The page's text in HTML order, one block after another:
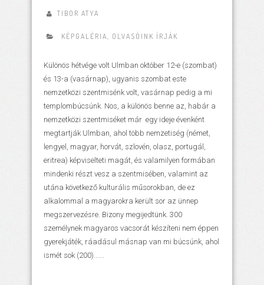
TIBOR ATYA
KÉPGALÉRIA OLVASÓINK ÍRJÁK
Különös hétvége volt Ulmban október 12-e (szombat)
és 13-a (vasárnap), ugyanis szombat este
nemzetközi szentmisénk volt, vasárnap pedig a mi
templombúcsúnk. Nos, a különös benne az, habár a
nemzetközi szentmiséket már egy ideje évenként
megtartják Ulmban, ahol több nemzetiség (német,
lengyel, magyar, horvát, szlovén, olasz, portugál,
eritrea) képviselteti magát, és valamilyen formában
mindenki részt vesz a szentmisében, valamint az
utána következő kulturális műsorokban, de ez
alkalommal a magyarokra került sor az ünnep
megszervezésre. Bizony megijedtünk. 300
személynek magyaros vacsorát készíteni nem éppen
gyerekjáték, ráadásul másnap van mi búcsúnk, ahol
ismét sok (200)......